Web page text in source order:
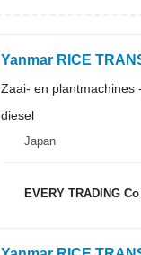
Yanmar RICE
Zaai- en plantmachines
diesel
Japan
EVERY TRADING